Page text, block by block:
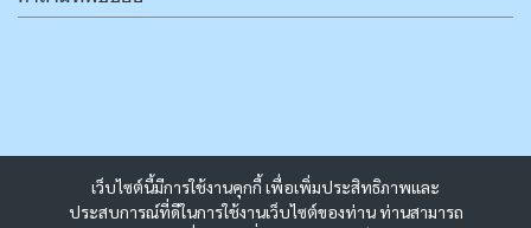
เว็บไซต์นี้มีการใช้งานคุกกี้ เพื่อเพิ่มประสิทธิภาพและ
ประสบการณ์ที่ดีในการใช้งานเว็บไซต์ของท่าน ท่านสามารถ